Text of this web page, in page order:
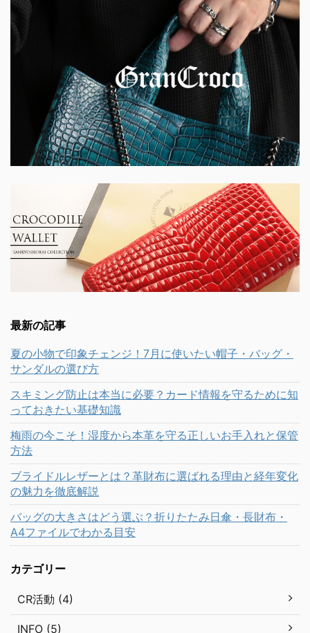
最新の記事
夏の小物で印象チェンジ！7月に使いたい帽子・バッグ・
サンダルの選び方
スキミング防止は本当に必要？カード情報を守るために知
っておきたい基礎知識
梅雨の今こそ！湿度から本革を守る正しいお手入れと保管
方法
ブライドルレザーとは？革財布に選ばれる理由と経年変化
の魅力を徹底解説
バッグの大きさはどう選ぶ？折りたたみ日傘・長財布・
A4ファイルでわかる目安
カテゴリー
CR活動 (4)
INFO (5)